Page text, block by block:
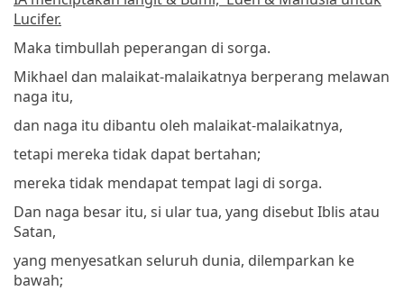
Lucifer.
Maka timbullah peperangan di sorga.
Mikhael dan malaikat-malaikatnya berperang melawan
naga itu,
dan naga itu dibantu oleh malaikat-malaikatnya,
tetapi mereka tidak dapat bertahan;
mereka tidak mendapat tempat lagi di sorga.
Dan naga besar itu, si ular tua, yang disebut Iblis atau
Satan,
yang menyesatkan seluruh dunia, dilemparkan ke
bawah;